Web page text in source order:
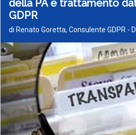
della PA e trattamento
GDPR
di Renato Goretta, Consulente GDPR -